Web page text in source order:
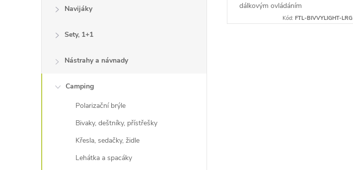
Navijáky
Sety, 1+1
Nástrahy a návnady
Camping
Polarizační brýle
Bivaky, deštníky, přístřešky
Křesla, sedačky, židle
Lehátka a spacáky
dálkovým ovládáním
Kód: FTL-BIVVYLIGHT-LRG